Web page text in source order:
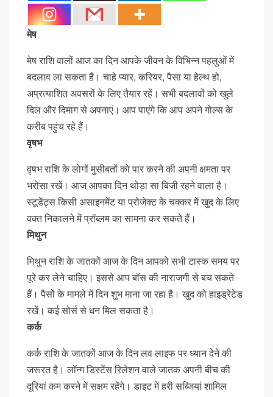
मेष
मेष राशि वालों आज का दिन आपके जीवन के विभिन्न पहलुओं में
बदलाव ला सकता है। चाहे प्यार, करियर, पैसा या हेल्थ हो,
अप्रत्याशित अवसरों के लिए तैयार रहें। सभी बदलावों को खुले
दिल और दिमाग से अपनाएं। आप पाएंगे कि आप अपने गोल्स के
करीब पहुंच रहे हैं।
वृषभ
वृषभ राशि के लोगों मुसीबतों को पार करने की अपनी क्षमता पर
भरोसा रखें। आज आपका दिन थोड़ा सा बिजी रहने वाला है।
स्टूडेंट्स किसी असाइनमेंट या प्रोजेक्ट के चक्कर में खुद के लिए
वक्त निकालने में प्रॉब्लम का सामना कर सकते हैं।
मिथुन
मिथुन राशि के जातकों आज के दिन आपको सभी टास्क समय पर
पूरे कर लेने चाहिए। इससे आप बॉस की नाराजगी से बच सकते
हैं। पैसों के मामले में दिन शुभ माना जा रहा है। खुद को हाइड्रेटेड
रखें। कई सोर्स से धन मिल सकता है।
कर्क
कर्क राशि के जातकों आज के दिन लव लाइफ पर ध्यान देने की
जरूरत है। लॉन्ग डिस्टेंस रिलेशन वाले जातक अपनी बीच की
दूरियां कम करने में सक्षम रहेंगे। डाइट में हरी सब्जियां शामिल